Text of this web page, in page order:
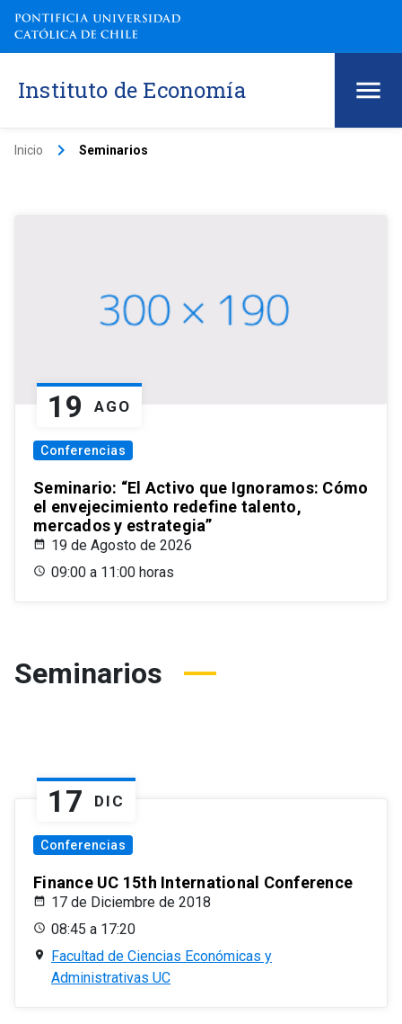
Instituto de Economía
Inicio keyboard_arrow_right Seminarios
19 AGO
Conferencias
Seminario: “El Activo que Ignoramos: Cómo
el envejecimiento redefine talento,
mercados y estrategia”
19 de Agosto de 2026
09:00 a 11:00 horas
Seminarios
17 DIC
Conferencias
Finance UC 15th International Conference
17 de Diciembre de 2018
08:45 a 17:20
Facultad de Ciencias Económicas y
Administrativas UC